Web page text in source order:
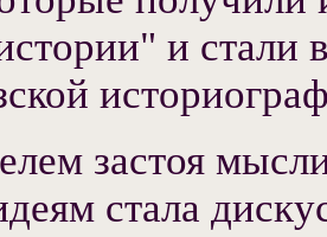
и стали
застоя
стала